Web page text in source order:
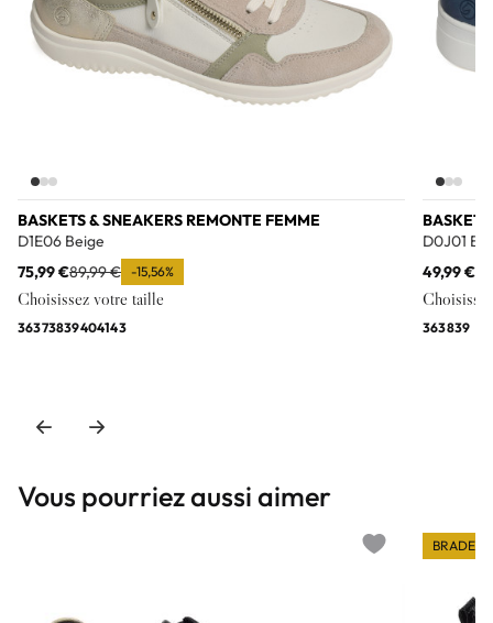
BASKETS & SNEAKERS REMONTE FEMME
D1E06 Beige
75,99 €89,99 € -15,56%
Choisissez votre taille
36373839404143
D0J01
49,99 €
363839
Vous pourriez aussi aimer